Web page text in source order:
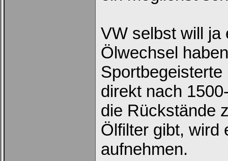
VW selbst will ja
Ölwechsel
direkt nach
die Rückstände
Ölfilter gibt, wird
aufnehmen.